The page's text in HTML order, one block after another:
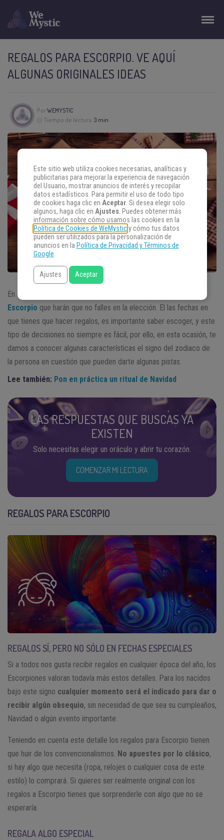
REGALOS PARA ESCORPIO. VE AQUÍ
ALGUNAS ORIGINALES IDEAS
PorWEMYSTIC
Tiempo de lectura: 3 min
En esta oportunidad te proponemos una serie de
Escorpio que harán que no falles en la elección. El las fechas en
que tienes que hacer regalos, es importante saber escoger, y este
tipo de decisiones no siempre es fácil, por ello, en esta ocasión, te
damos a conocer algunas características el signo del zodiaco de
la persona en cuestión que pueden darte algunas pistas.
Lee también: Pon en práctica un ritual de Navidad
LAS RESPUESTAS QUE BUSCAS YA
EXISTEN
Solo necesitas elegir un oráculo y abrir tu corazón.
COMENZAR MI LECTURA
REGALOS PARA ESCORPIO
REGALOS SÍ, PERO NO SÓLO EN FECHAS ESPECIALES
Si a todos nos gusta recibir regalos en cualquier época del año, los
Escorpiones valoran todavía más estos detalles. Para los nacidos
bajo este signo cualquier momento será el indicado para dar o
recibir algún obsequio, sin necesidad de que sea su cumpleaños,
Navidad o algún evento importante.
Teniendo en cuenta este detalle los regalos para Escorpio tienen
que huir de los convencionalismos. No apuestes por lo clásico,
si hay algo que necesita (ropa, relojes o cualquier cosa de este
estilo) lo comprará. Si quieres ser realmente original con los
regalos a Escorpio tienes que sorprenderle con algo que no se
esperaría.
REGALA ALGO ESPECIAL
Este sitio web utiliza cookies necesarias, analíticas y
publicitarias para mejorar la experiencia de navegación
del Usuario, mostrar anuncios de interés y recopilar
datos estadísticos. Para permitir el uso de todo tipo
de cookies haga clic en Aceptar. Si desea elegir solo
algunos, haga clic en Ajustes. Puedes obtener más
información sobre cómo usamos las cookies en la
Política de Cookies de WeMysticy cómo tus datos
pueden ser utilizados para la personalización de
anuncios en la Política de Privacidad y Términos de
Google.
Ajustes Aceptar